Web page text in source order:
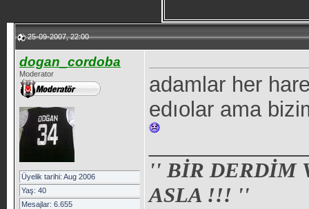
25-09-2007, 22:00
dogan_cordoba
Moderator
Üyelik tarihi: Aug 2006
Yaş: 40
Mesajlar: 6.655
adamlar her
edıolar ama
'' BİR DERDİM
ASLA !!! ''